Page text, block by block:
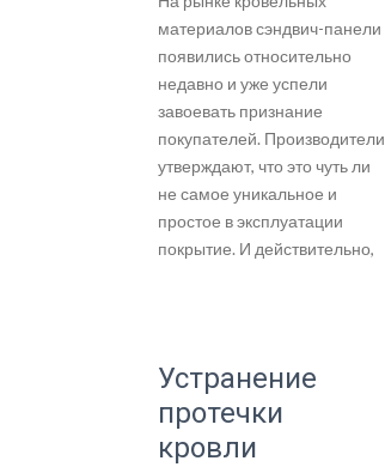
материалов сэндвич-панели
появились относительно
недавно и уже успели
завоевать признание
покупателей. Производители
утверждают, что это чуть ли
не самое уникальное и
простое в эксплуатации
покрытие. И действительно,
Устранение
протечки
кровли